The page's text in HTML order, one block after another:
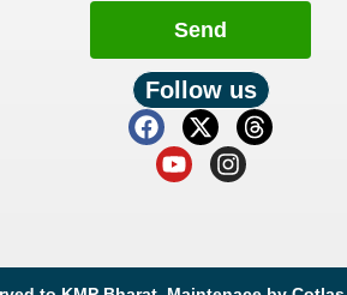
Send
Follow us